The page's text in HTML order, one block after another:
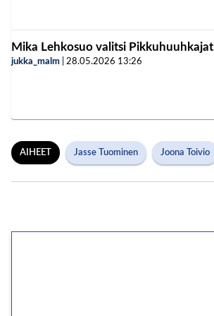
Mika Lehkosuo valitsi Pikkuhuuhkajat
jukka_malm 28.05.2026 13:26
AIHEET Jasse Tuominen Joona Toivio